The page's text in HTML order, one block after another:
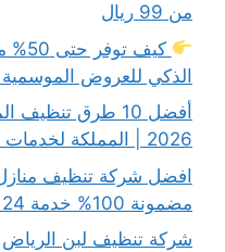
من 99 ريال
كيف
الذكي للعروض الموسمية
أفضل 10 طرق
2026 | المملكة لخدمات التنظيف
افضل شركة تنظيف
مضمونة 100% خدمة 24 ساعة احجز الان
شركة تنظيف لبن